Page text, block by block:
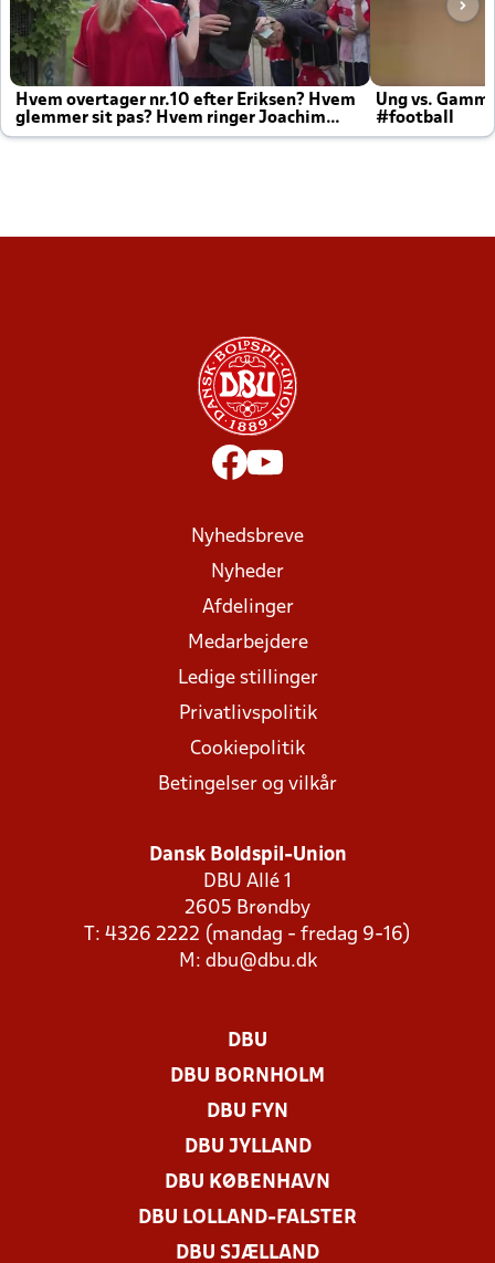
Hvem overtager nr.10 efter Eriksen? Hvem
glemmer sit pas? Hvem ringer Joachim
altid til efter kampe?
Ung vs.
#football
Nyhedsbreve
Nyheder
Afdelinger
Medarbejdere
Ledige stillinger
Privatlivspolitik
Cookiepolitik
Betingelser og vilkår
Dansk Boldspil-Union
DBU Allé 1
2605 Brøndby
T: 4326 2222 (mandag - fredag 9-16)
M: dbu@dbu.dk
DBU
DBU BORNHOLM
DBU FYN
DBU JYLLAND
DBU KØBENHAVN
DBU LOLLAND-FALSTER
DBU SJÆLLAND